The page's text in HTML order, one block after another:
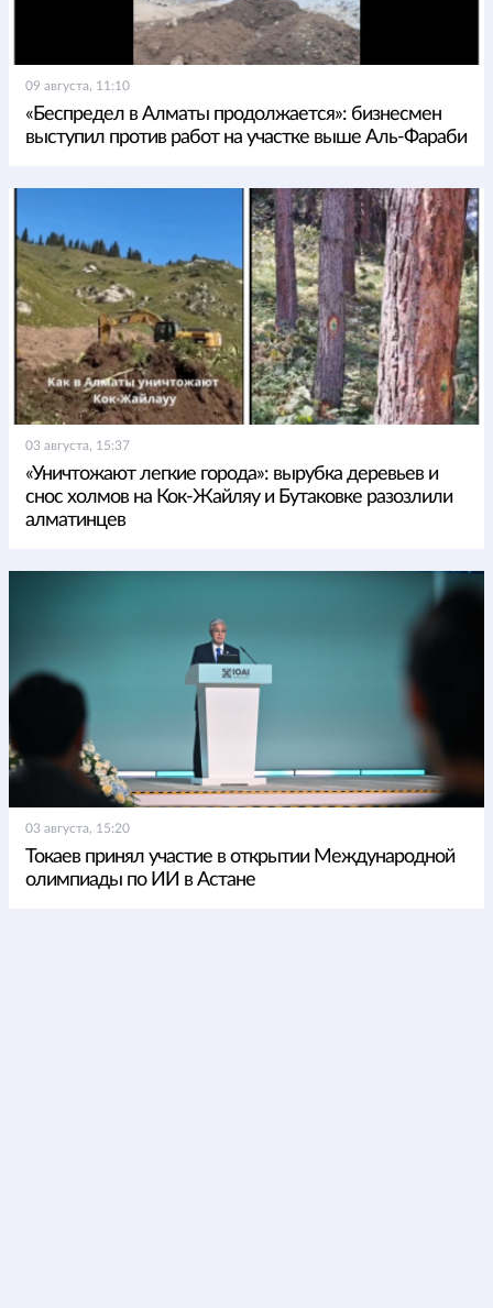
09 августа, 11:10
«Беспредел в Алматы продолжается»: бизнесмен
выступил против работ на участке выше Аль-Фараби
03 августа, 15:37
«Уничтожают легкие города»: вырубка деревьев и
снос холмов на Кок-Жайляу и Бутаковке разозлили
алматинцев
03 августа, 15:20
Токаев принял участие в открытии Международной
олимпиады по ИИ в Астане